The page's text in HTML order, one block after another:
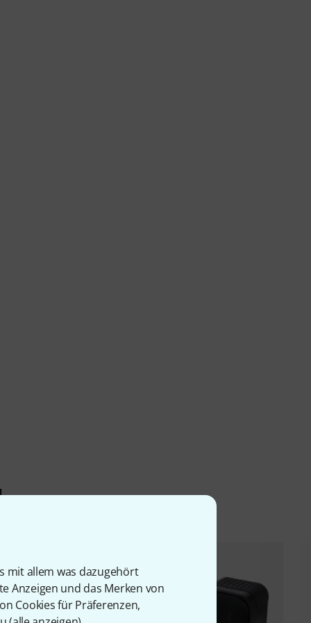
mit allem was dazugehört
Anzeigen und das Merken von
Cookies für Präferenzen,